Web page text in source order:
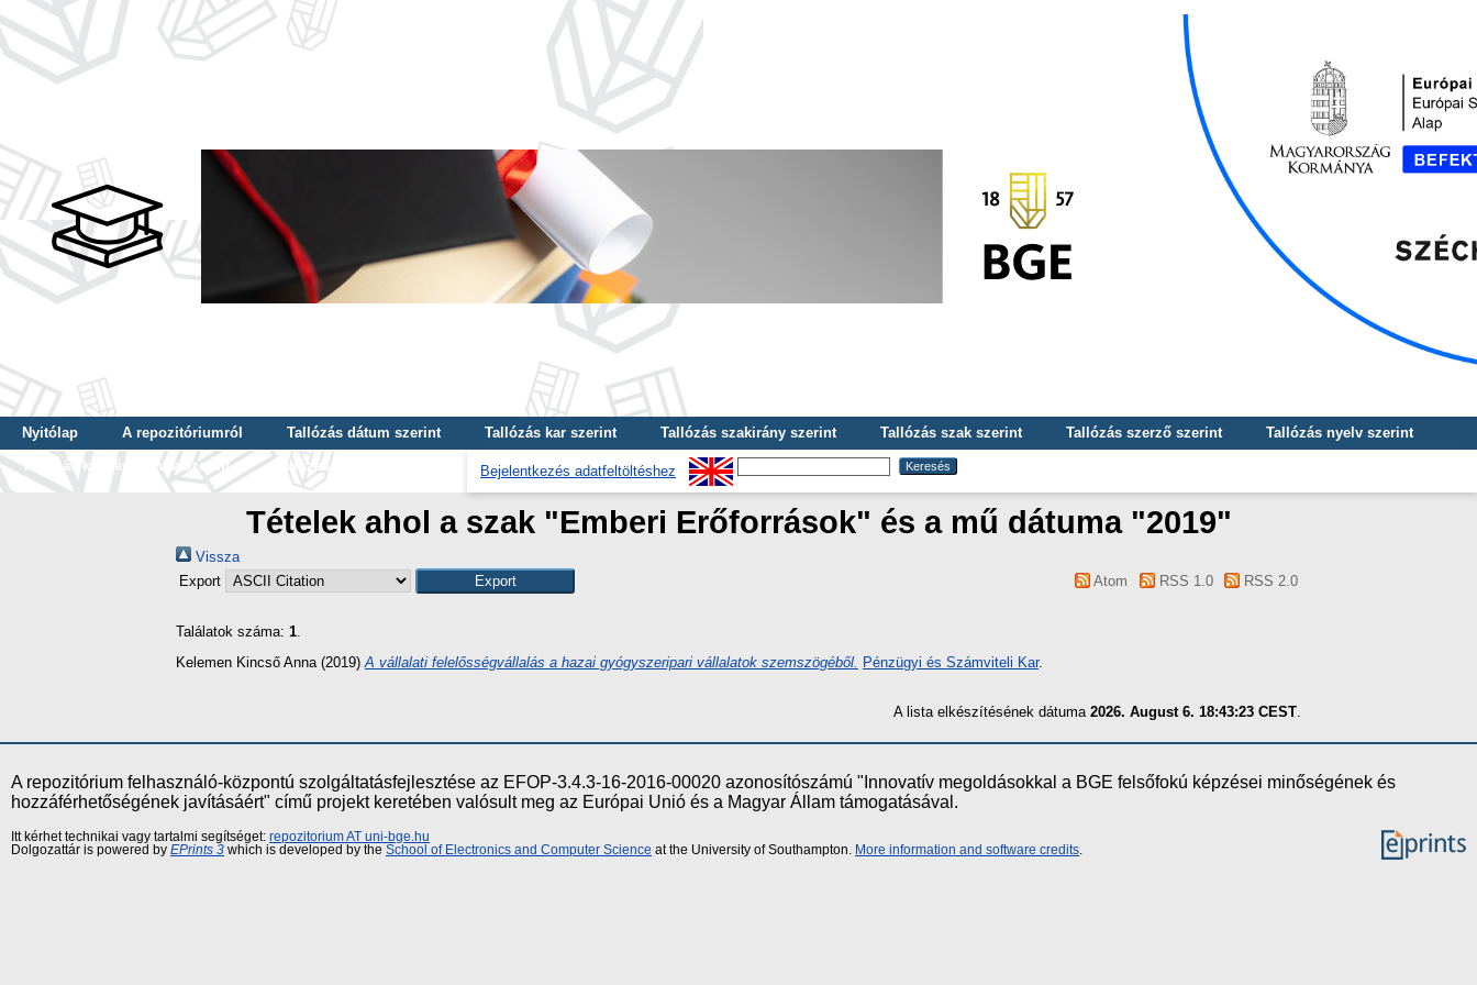
Nyitólap A repozitóriumról Tallózás dátum szerint Tallózás kar szerint Tallózás szakirány szerint Tallózás szak szerint Tallózás szerző szerint
Tallózás nyelv szerint
Tallózás képzés szintje szerint
Tallózás kulcsszó szerint Bejelentkezés adatfeltöltéshez
Tételek ahol a szak "Emberi Erőforrások" és a mű dátuma "2019"
Vissza
Export
Atom RSS 1.0 RSS 2.0
Találatok száma: 1.
Kelemen Kincső Anna (2019) A vállalati felelősségvállalás a hazai gyógyszeripari vállalatok szemszögéből. Pénzügyi és Számviteli Kar.
A lista elkészítésének dátuma 2026. August 6. 18:43:23 CEST
A repozitórium felhasználó-központú szolgáltatásfejlesztése az EFOP-3.4.3-16-2016-00020 azonosítószámú "Innovatív megoldásokkal a BGE felsőfokú képzései minőségének és
hozzáférhetőségének javításáért" című projekt keretében valósult meg az Európai Unió és a Magyar Állam támogatásával.
Itt kérhet technikai vagy tartalmi segítséget: repozitorium AT uni-bge.hu
Dolgozattár is powered by EPrints 3 which is developed by the School of Electronics and Computer Science at the University of Southampton. More information and software credits